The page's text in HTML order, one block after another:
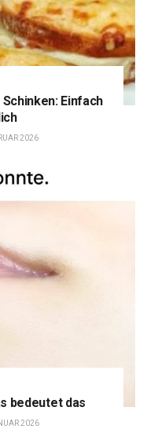
Einfach
2026
bedeutet das
2026